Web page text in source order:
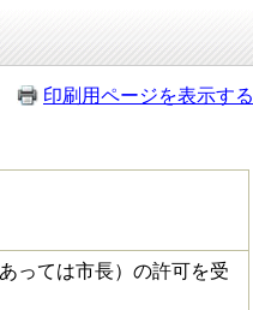
印刷用ページを表示する
っては市長）の許可を受